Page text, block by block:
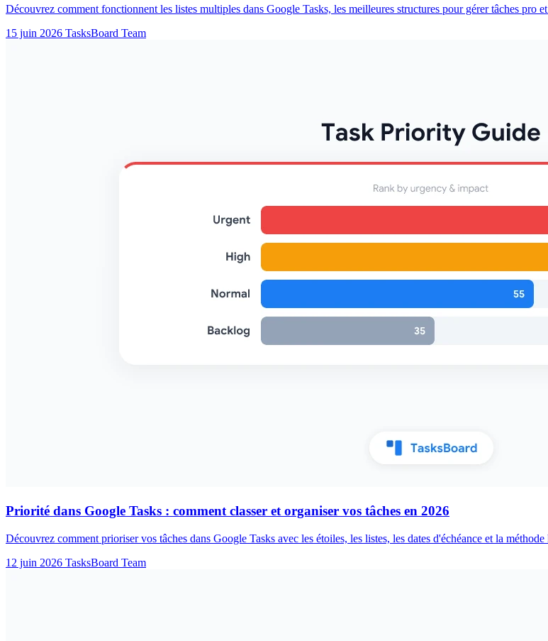
Découvrez comment fonctionnent les listes multiples dans Google Tasks, les meilleures structures pour gérer tâches pro
15 juin 2026 TasksBoard Team
Priorité dans Google Tasks : comment classer et organiser vos tâches en 2026
Découvrez comment prioriser vos tâches dans Google Tasks avec les étoiles, les listes, les dates d'échéance et la
12 juin 2026 TasksBoard Team